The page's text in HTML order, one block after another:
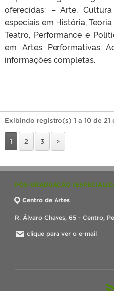
oferecidas: – Arte,
especiais em História,
Teatro, Performance e
em Artes Performativas
informações completas.
Exibindo registro(s) 1 a 10 de 21
1 2 3 >
PÓS-GRADUAÇÃO
Centro de Artes
R. Álvaro Chaves, 65 - Centro,
clique para ver o e-mail